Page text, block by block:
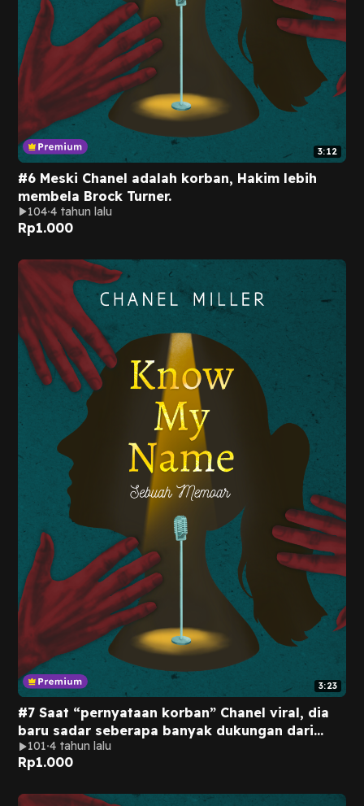
3:12
#6 Meski Chanel adalah korban, Hakim lebih
membela Brock Turner.
104 4 tahun lalu
Rp1.000
3:23
#7 Saat “pernyataan korban” Chanel viral, dia
baru sadar seberapa banyak dukungan dari
publik untuknya.
101 4 tahun lalu
Rp1.000